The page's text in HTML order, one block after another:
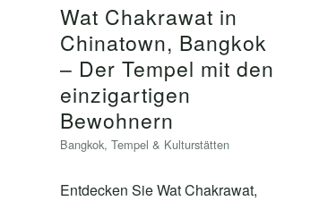
Wat Chakrawat in
Chinatown, Bangkok
– Der Tempel mit den
einzigartigen
Bewohnern
Bangkok, Tempel & Kulturstätten
Entdecken Sie Wat Chakrawat,